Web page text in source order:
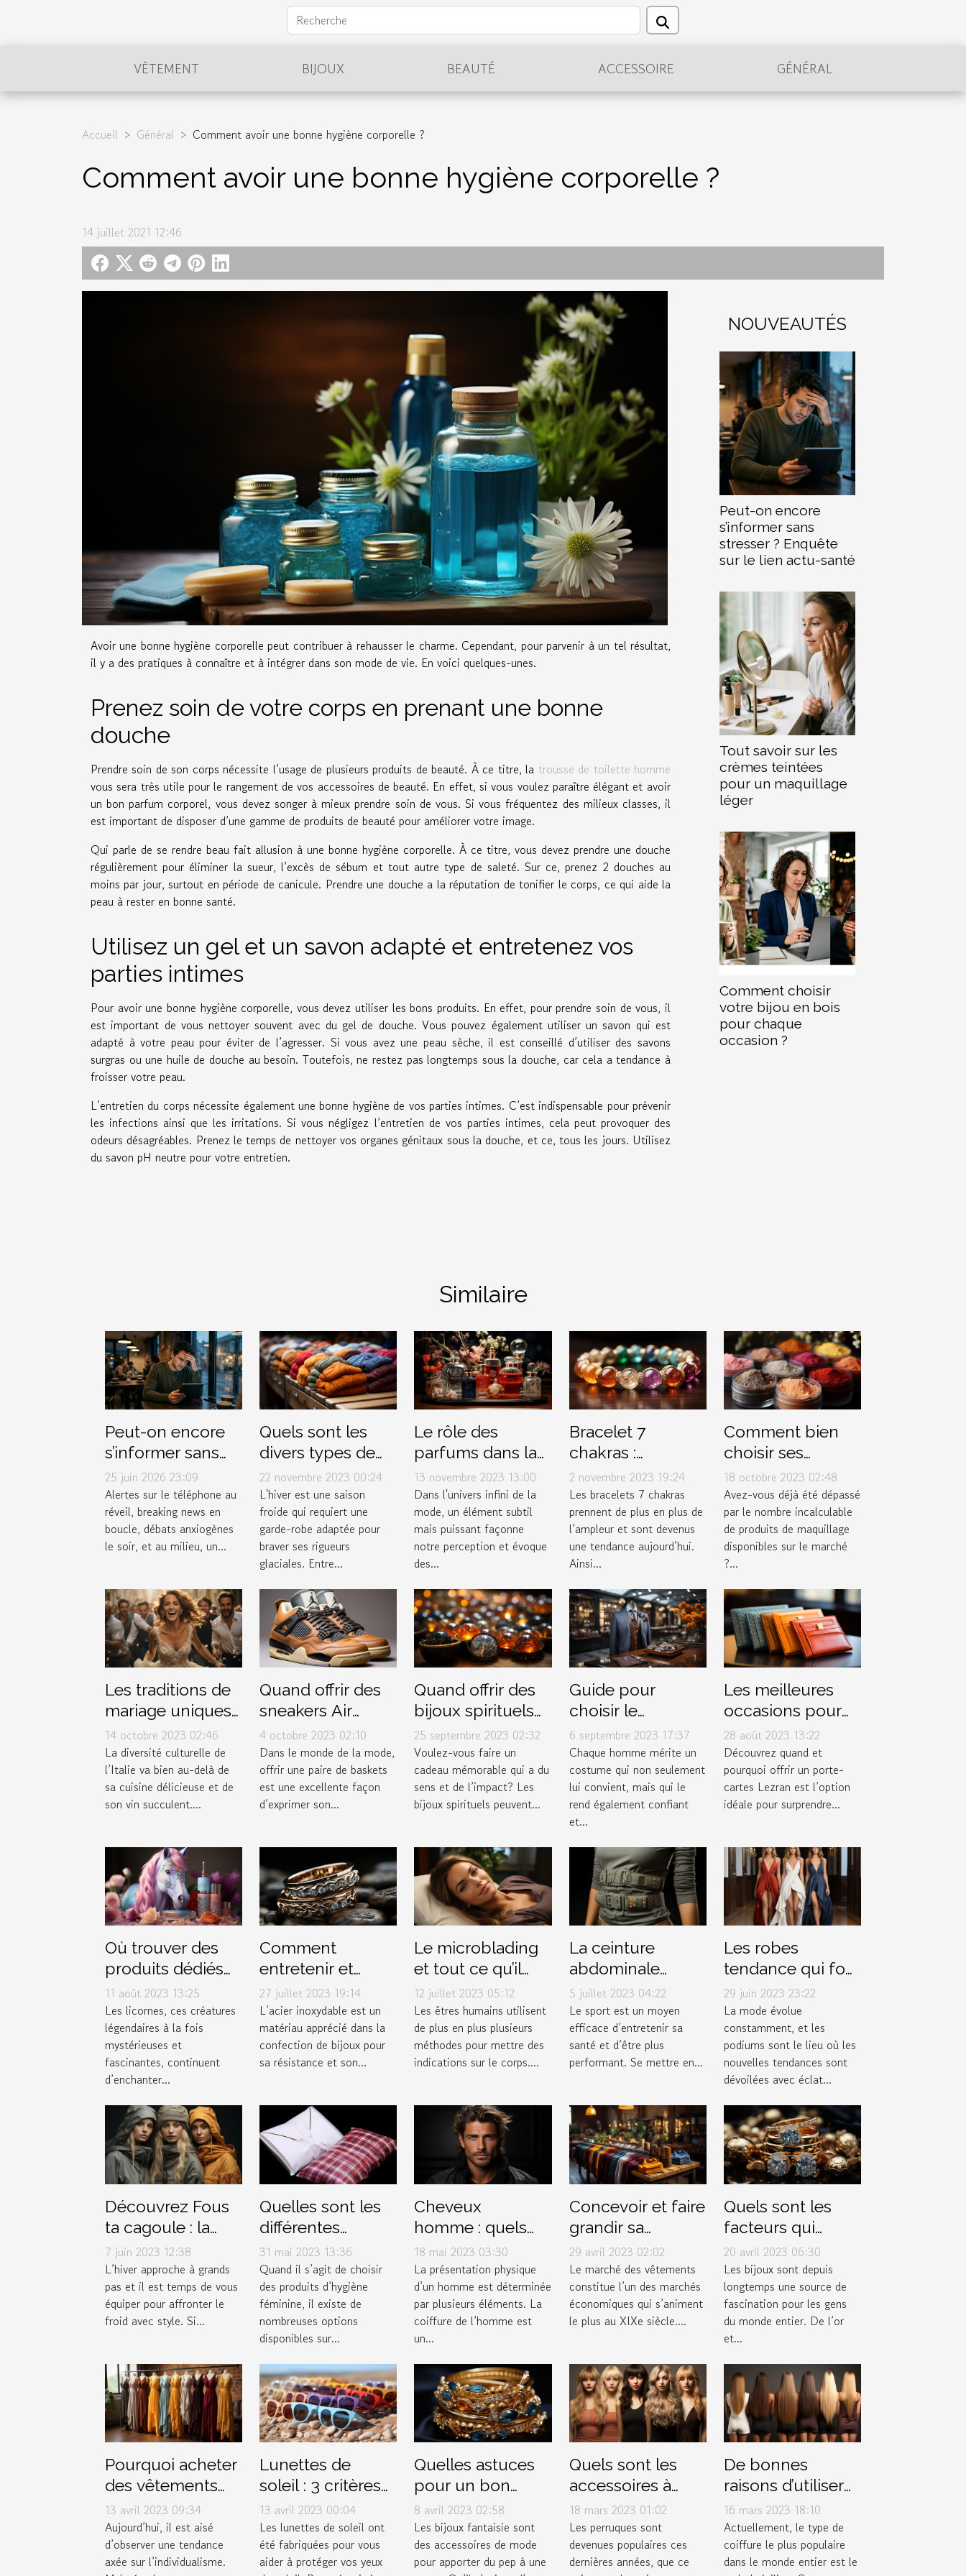
VÊTEMENT BIJOUX BEAUTÉ ACCESSOIRE GÉNÉRAL
Accueil Général Comment avoir une bonne hygiène corporelle ?
Comment avoir une bonne hygiène corporelle ?
14 juillet 2021 12:46
Avoir une bonne hygiène corporelle peut contribuer à rehausser le charme. Cependant, pour parvenir à un tel résultat,
il y a des pratiques à connaître et à intégrer dans son mode de vie. En voici quelques-unes.
Prenez soin de votre corps en prenant une bonne
douche
Prendre soin de son corps nécessite l’usage de plusieurs produits de beauté. À ce titre, la trousse de toilette homme
vous sera très utile pour le rangement de vos accessoires de beauté. En effet, si vous voulez paraître élégant et avoir
un bon parfum corporel, vous devez songer à mieux prendre soin de vous. Si vous fréquentez des milieux classes, il
est important de disposer d’une gamme de produits de beauté pour améliorer votre image.
Qui parle de se rendre beau fait allusion à une bonne hygiène corporelle. À ce titre, vous devez prendre une douche
régulièrement pour éliminer la sueur, l’excès de sébum et tout autre type de saleté. Sur ce, prenez 2 douches au
moins par jour, surtout en période de canicule. Prendre une douche a la réputation de tonifier le corps, ce qui aide la
peau à rester en bonne santé.
Utilisez un gel et un savon adapté et entretenez vos
parties intimes
Pour avoir une bonne hygiène corporelle, vous devez utiliser les bons produits. En effet, pour prendre soin de vous, il
est important de vous nettoyer souvent avec du gel de douche. Vous pouvez également utiliser un savon qui est
adapté à votre peau pour éviter de l’agresser. Si vous avez une peau sèche, il est conseillé d’utiliser des savons
surgras ou une huile de douche au besoin. Toutefois, ne restez pas longtemps sous la douche, car cela a tendance à
froisser votre peau.
L’entretien du corps nécessite également une bonne hygiène de vos parties intimes. C’est indispensable pour prévenir
les infections ainsi que les irritations. Si vous négligez l’entretien de vos parties intimes, cela peut provoquer des
odeurs désagréables. Prenez le temps de nettoyer vos organes génitaux sous la douche, et ce, tous les jours. Utilisez
du savon pH neutre pour votre entretien.
NOUVEAUTÉS
Peut-on encore
s’informer sans
stresser ? Enquête
sur le lien actu-santé
Tout savoir sur les
crèmes teintées
pour un maquillage
léger
Comment choisir
votre bijou en bois
pour chaque
occasion ?
Similaire
Peut-on encore
s’informer sans
stresser ?
Enquête sur le
lien actu-santé
25 juin 2026 23:09
Alertes sur le téléphone au
réveil, breaking news en
boucle, débats anxiogènes
le soir, et au milieu, un...
Quels sont les
divers types de
vêtements pour
affronter
efficacement
l'hiver ?
22 novembre 2023 00:24
L'hiver est une saison
froide qui requiert une
garde-robe adaptée pour
braver ses rigueurs
glaciales. Entre...
Le rôle des
parfums dans la
mode et le style
personnel
13 novembre 2023 13:00
Dans l'univers infini de la
mode, un élément subtil
mais puissant façonne
notre perception et évoque
des...
Bracelet 7
chakras :
Comment bien
l’entretenir ?
2 novembre 2023 19:24
Les bracelets 7 chakras
prennent de plus en plus de
l’ampleur et sont devenus
une tendance aujourd’hui.
Ainsi...
Comment bien
choisir ses
produits de
maquillage selon
son type de peau
?
18 octobre 2023 02:48
Avez-vous déjà été dépassé
par le nombre incalculable
de produits de maquillage
disponibles sur le marché
?...
Les traditions de
mariage uniques
en Italie
14 octobre 2023 02:46
La diversité culturelle de
l’Italie va bien au-delà de
sa cuisine délicieuse et de
son vin succulent....
Quand offrir des
sneakers Air
Jordan 4 Retro
Thunder 2023
comme cadeau
4 octobre 2023 02:10
Dans le monde de la mode,
offrir une paire de baskets
est une excellente façon
d’exprimer son...
Quand offrir des
bijoux spirituels
pour maximiser
leur impact
25 septembre 2023 02:32
Voulez-vous faire un
cadeau mémorable qui a du
sens et de l’impact? Les
bijoux spirituels peuvent...
Guide pour
choisir le
costume parfait
dans un magasin
de luxe
6 septembre 2023 17:37
Chaque homme mérite un
costume qui non seulement
lui convient, mais qui le
rend également confiant
et...
Les meilleures
occasions pour
offrir un porte-
cartes Lezran
28 août 2023 13:22
Découvrez quand et
pourquoi offrir un porte-
cartes Lezran est l’option
idéale pour surprendre...
Où trouver des
produits dédiés
aux licornes ?
11 août 2023 13:25
Les licornes, ces créatures
légendaires à la fois
mystérieuses et
fascinantes, continuent
d’enchanter...
Comment
entretenir et
conserver vos
bijoux en acier
inoxydable
27 juillet 2023 19:14
L’acier inoxydable est un
matériau apprécié dans la
confection de bijoux pour
sa résistance et son...
Le microblading
et tout ce qu’il
faut savoir à ce
propos
12 juillet 2023 05:12
Les êtres humains utilisent
de plus en plus plusieurs
méthodes pour mettre des
indications sur le corps....
La ceinture
abdominale
pulsée : pourquoi
l'avoir dans votre
garde-robe ?
5 juillet 2023 04:22
Le sport est un moyen
efficace d’entretenir sa
santé et d’être plus
performant. Se mettre en...
Les robes
tendance qui font
fureur sur les
podiums de la
mode
29 juin 2023 23:22
La mode évolue
constamment, et les
podiums sont le lieu où les
nouvelles tendances sont
dévoilées avec éclat...
Découvrez Fous
ta cagoule : la
boutique
incontournable
pour vos
accessoires
d'hiver
7 juin 2023 12:38
L’hiver approche à grands
pas et il est temps de vous
équiper pour affronter le
froid avec style. Si...
Quelles sont les
différentes
options de
serviettes
hygiéniques
disponibles sur le
marché pour les
31 mai 2023 13:36
Quand il s’agit de choisir
des produits d’hygiène
féminine, il existe de
nombreuses options
disponibles sur...
Cheveux
homme : quels
sont les différents
types de dégradé
?
18 mai 2023 03:30
La présentation physique
d’un homme est déterminée
par plusieurs éléments. La
coiffure de l’homme est
un...
Concevoir et faire
grandir sa
marque de
vêtement
29 avril 2023 02:02
Le marché des vêtements
constitue l’un des marchés
économiques qui s’animent
le plus au XIXe siècle....
Quels sont les
facteurs qui
déterminent la
valeur d'un bijou
?
20 avril 2023 06:30
Les bijoux sont depuis
longtemps une source de
fascination pour les gens
du monde entier. De l’or
et...
Pourquoi acheter
des vêtements
dans une
boutique de
couple ?
13 avril 2023 09:34
Aujourd’hui, il est aisé
d’observer une tendance
axée sur l’individualisme.
Lunettes de
soleil : 3 critères
pour faire de bon
choix
13 avril 2023 00:04
Les lunettes de soleil ont
été fabriquées pour vous
aider à protéger vos yeux
Quelles astuces
pour un bon
choix de bijoux
fantaisie ?
8 avril 2023 02:58
Les bijoux fantaisie sont
des accessoires de mode
pour apporter du pep à une
Quels sont les
accessoires à
mettre sous une
perruque ?
18 mars 2023 01:02
Les perruques sont
devenues populaires ces
dernières années, que ce
De bonnes
raisons d’utiliser
le lissage
brésilien
16 mars 2023 18:10
Actuellement, le type de
coiffure le plus populaire
dans le monde entier est le